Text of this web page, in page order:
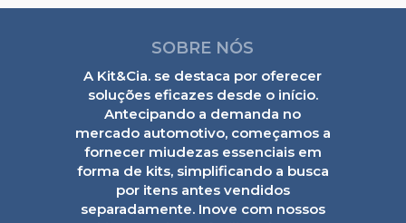
SOBRE NÓS
A Kit&Cia. se destaca por oferecer
soluções eficazes desde o início.
Antecipando a demanda no
mercado automotivo, começamos a
fornecer miudezas essenciais em
forma de kits, simplificando a busca
por itens antes vendidos
separadamente. Inove com nossos